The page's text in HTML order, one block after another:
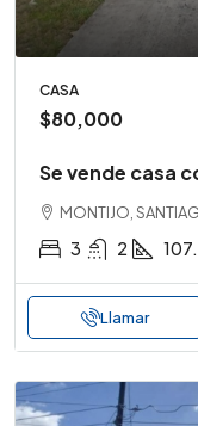
CASA
$80,000
Se vende casa
MONTIJO,
3 2
Llamar